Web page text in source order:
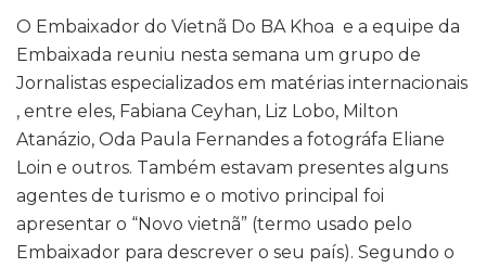
O Embaixador do Vietnã Do BA Khoa e a equipe da
Embaixada reuniu nesta semana um grupo de
Jornalistas especializados em matérias internacionais
, entre eles, Fabiana Ceyhan, Liz Lobo, Milton
Atanázio, Oda Paula Fernandes a fotográfa Eliane
Loin e outros. Também estavam presentes alguns
agentes de turismo e o motivo principal foi
apresentar o “Novo vietnã” (termo usado pelo
Embaixador para descrever o seu país). Segundo o